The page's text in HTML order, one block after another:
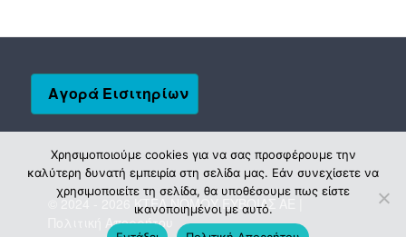
Αγορά Εισιτηρίων
© 2024 - 2026 ΚΤΕΛ ΝΟΜΟΥ ΕΥΒΟΙΑΣ ΑΕ |
Πολιτική Απορρήτου
Χρησιμοποιούμε cookies για να σας προσφέρουμε την
καλύτερη δυνατή εμπειρία στη σελίδα μας. Εάν συνεχίσετε να
χρησιμοποιείτε τη σελίδα, θα υποθέσουμε πως είστε
ικανοποιημένοι με αυτό.